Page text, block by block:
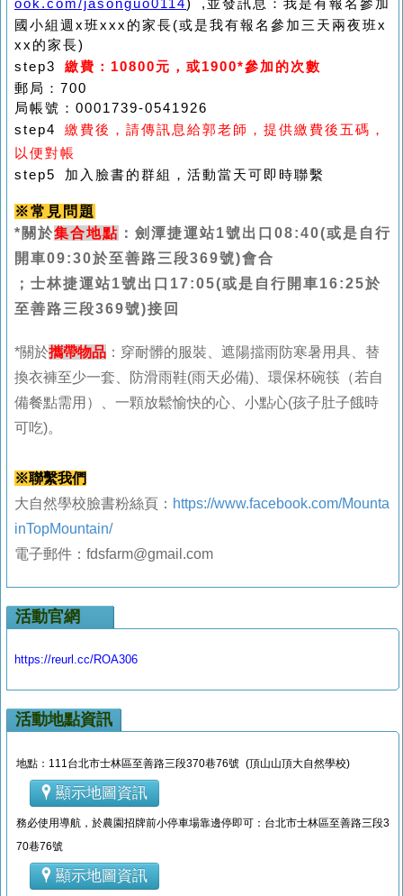
ook.com/jasonguo0114) ,並發訊息：我是有報名參加
國小組週x班xxx的家長(或是我有報名參加三天兩夜班x
xx的家長)
step3 繳費：10800元，或1900*參加的次數
郵局：700
局帳號：0001739-0541926
step4 繳費後，請傳訊息給郭老師，提供繳費後五碼，
以便對帳
step5 加入臉書的群組，活動當天可即時聯繫
※常見問題
*關於集合地點 ：劍潭捷運站1號出口08:40(或是自行
開車09:30於至善路三段369號)會合
；士林捷運站1號出口17:05(或是自行開車16:25於
至善路三段369號)接回
*關於攜帶物品 ：穿耐髒的服裝、 遮陽擋雨防寒暑用具、替
換衣褲至少一套、防滑雨鞋(雨天必備)、環保杯碗筷（若自
備餐點需用）、一顆放鬆愉快的心、小點心(孩子肚子餓時
可吃)。
※聯繫我們
大自然學校臉書粉絲頁： https://www.facebook.com/Mounta
inTopMountain/
電子郵件：fdsfarm@gmail.com
活動官網
https://reurl.cc/ROA306
活動地點資訊
地點：111台北市士林區至善路三段370巷76號 (頂山山頂大自然學校)
顯示地圖資訊
務必使用導航，於農園招牌前小停車場靠邊停即可：台北市士林區至善路三段3
70巷76號
顯示地圖資訊